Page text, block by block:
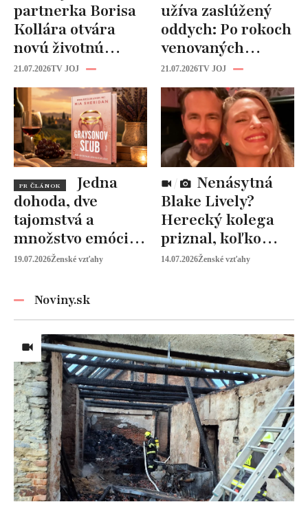
partnerka Borisa
Kollára otvára
novú životnú
kapitolu: Laura
Vizváryová ide
pomáhať ženám
21.07.2026TV JOJ
užíva zaslúžený
oddych: Po rokoch
venovaných
rodine prišiel čas
na seba
21.07.2026TV JOJ
PR ČLÁNOK
dohoda, dve
tajomstvá a
množstvo emócií.
Mia Sheridan a
19.07.2026Ženské vzťahy
Blake Lively?
Herecký kolega
priznal, koľko
peňazí od neho
14.07.2026Ženské vzťahy
Noviny.sk